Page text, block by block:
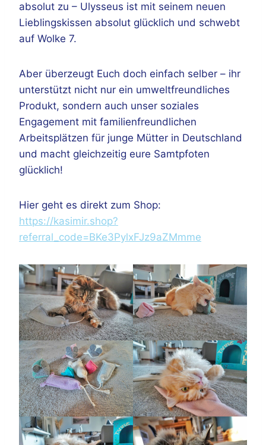
absolut zu – Ulysseus ist mit seinem neuen
Lieblingskissen absolut glücklich und schwebt
auf Wolke 7.
Aber überzeugt Euch doch einfach selber – ihr
unterstützt nicht nur ein umweltfreundliches
Produkt, sondern auch unser soziales
Engagement mit familienfreundlichen
Arbeitsplätzen für junge Mütter in Deutschland
und macht gleichzeitig eure Samtpfoten
glücklich!
Hier geht es direkt zum Shop:
https://kasimir.shop?
referral_code=BKe3PylxFJz9aZMmme